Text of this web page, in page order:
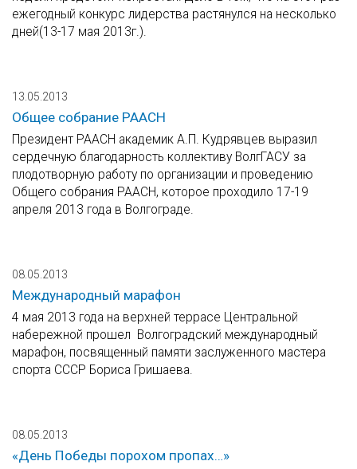
ежегодный конкурс лидерства растянулся на несколько
дней(13-17 мая 2013г.).
13.05.2013
Общее собрание РААСН
Президент РААСН академик А.П. Кудрявцев выразил
сердечную благодарность коллективу ВолгГАСУ за
плодотворную работу по организации и проведению
Общего собрания РААСН, которое проходило 17-19
апреля 2013 года в Волгограде.
08.05.2013
Международный марафон
4 мая 2013 года на верхней террасе Центральной
набережной прошел Волгоградский международный
марафон, посвященный памяти заслуженного мастера
спорта СССР Бориса Гришаева.
08.05.2013
«День Победы порохом пропах…»